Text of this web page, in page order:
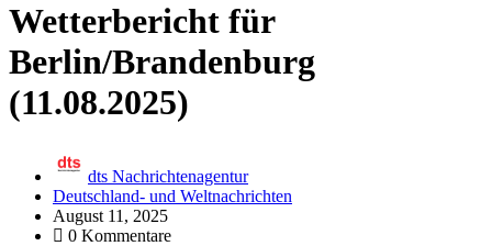
Wetterbericht für
Berlin/Brandenburg
(11.08.2025)
dts Nachrichtenagentur
Deutschland- und Weltnachrichten
August 11, 2025
0 Kommentare